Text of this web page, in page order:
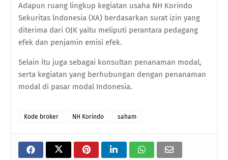
Adapun ruang lingkup kegiatan usaha NH Korindo
Sekuritas lndonesia (XA) berdasarkan surat izin yang
diterima dari OJK yaitu meliputi perantara pedagang
efek dan penjamin emisi efek.
Selain itu juga sebagai konsultan penanaman modal,
serta kegiatan yang berhubungan dengan penanaman
modal di pasar modal Indonesia.
Kode broker NH Korindo saham